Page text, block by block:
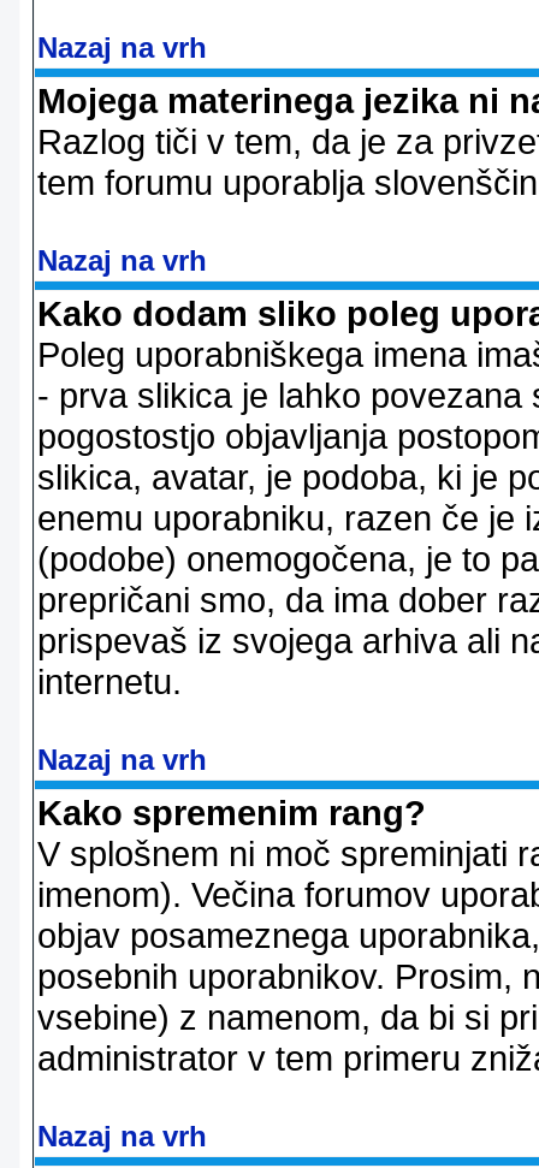
Nazaj na vrh
Mojega materinega jezika ni
Razlog tiči v tem, da je za
tem forumu uporablja
Nazaj na vrh
Kako dodam sliko poleg
Poleg uporabniškega imena
- prva slikica je lahko
pogostostjo objavljanja
slikica, avatar, je podoba, ki je
enemu uporabniku, razen če je
(podobe) onemogočena, je to
prepričani smo, da ima dober
prispevaš iz svojega arhiva ali
internetu.
Nazaj na vrh
Kako spremenim rang?
V splošnem ni moč spreminjati
imenom). Večina forumov
objav posameznega
posebnih uporabnikov. Prosim,
vsebine) z namenom, da bi si
administrator v tem primeru
Nazaj na vrh